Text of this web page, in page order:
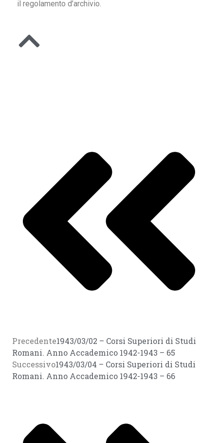
il regolamento d’archivio.
Precedente1943/03/02 – Corsi Superiori di Studi
Romani. Anno Accademico 1942-1943 – 65
Successivo1943/03/04 – Corsi Superiori di Studi
Romani. Anno Accademico 1942-1943 – 66